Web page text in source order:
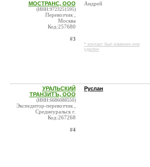
МОСТРАНС, ООО
(ИНН:9723251595)
Перевозчик ,
Москва
Код:257680
#3
Андрей
* контакт был изменен или
удален
УРАЛЬСКИЙ
ТРАНЗИТЪ, ООО
(ИНН:6686088550)
Экспедитор-перевозчик ,
Среднеуральск г.
Код:267268
#4
Руслан